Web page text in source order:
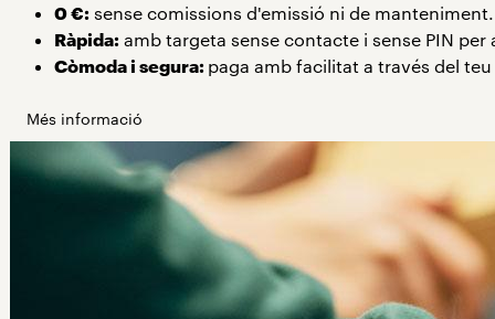
0 €:sense comissions d'emissió ni de manteniment.
Ràpida:amb targeta sense contacte i sense PIN
Còmoda i segura: paga amb facilitat a través del
Més informació